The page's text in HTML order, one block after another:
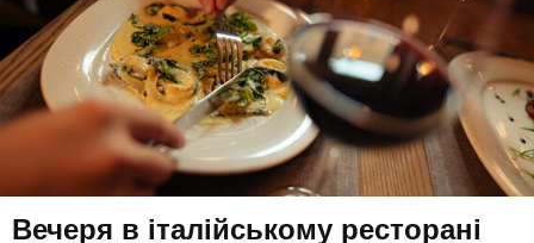
Вечеря в італійському ресторані